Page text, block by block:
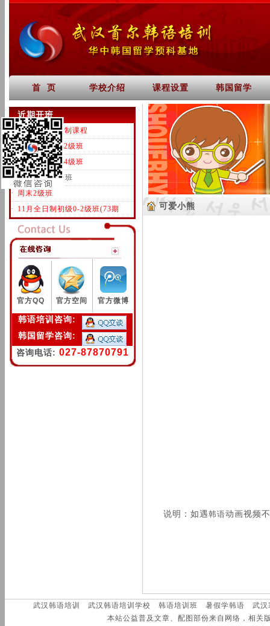
首 页 学校介绍 课程设置 韩国留学
近期开班
· 一对一韩语定制课程
· 全日制初级0-2级班
· 全日制中级3-4级班
· 0基础周日1级班
·
周末2级班
·
11月全日制初级0-2级班(73期
官方QQ 官方空间 官方微博
韩语培训咨询:
韩国留学咨询:
咨询电话: 027-87870791
可爱小熊
说明：如遇韩语动画视频
武汉韩语培训 武汉韩语培训学校 韩语培训班 暑假学韩语
武汉
本站公益普及文章、配图部份来自网络，相关